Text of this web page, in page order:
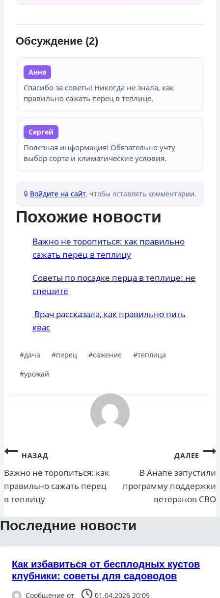
Обсуждение (2)
Анна
Спасибо за советы! Никогда не знала, как
правильно сажать перец в теплице.
Сергей
Полезная информация! Обязательно учту
выбор сорта и климатические условия.
🔒 Войдите на сайт, чтобы оставлять комментарии.
Похожие новости
Важно не торопиться: как правильно
сажать перец в теплицу
Советы по посадке перца в теплице: не
спешите
Врач рассказала, как правильно пить
квас
Метки
#дача #перец #сажение #теплица
#урожай
Навигация
по
записям
НАЗАД
Важно не торопиться: как
правильно сажать перец
в теплицу
ДАЛЕЕ
В Анапе запустили
программу поддержки
ветеранов СВО
Последние новости
Как избавиться от бесплодных кустов
клубники: советы для садоводов
Сообщение от 01.04.2026 20:09